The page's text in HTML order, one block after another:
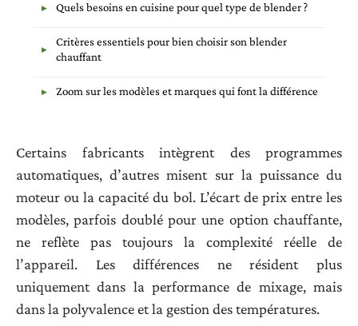
Quels besoins en cuisine pour quel type de blender ?
Critères essentiels pour bien choisir son blender
chauffant
Zoom sur les modèles et marques qui font la différence
Certains fabricants intègrent des programmes
automatiques, d’autres misent sur la puissance du
moteur ou la capacité du bol. L’écart de prix entre les
modèles, parfois doublé pour une option chauffante,
ne reflète pas toujours la complexité réelle de
l’appareil. Les différences ne résident plus
uniquement dans la performance de mixage, mais
dans la polyvalence et la gestion des températures.